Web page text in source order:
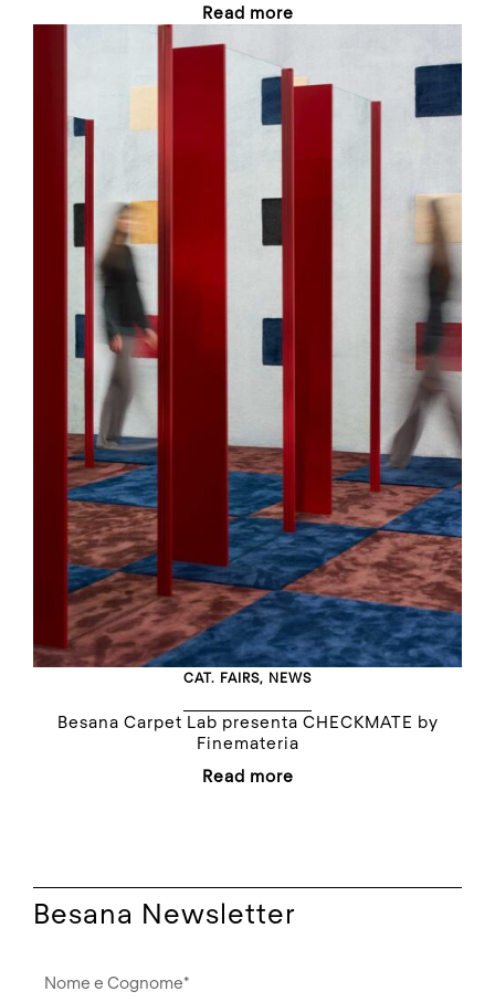
Read more
CAT. FAIRS NEWS
Besana Carpet Lab presenta CHECKMATE by
Finemateria
Read more
Besana Newsletter